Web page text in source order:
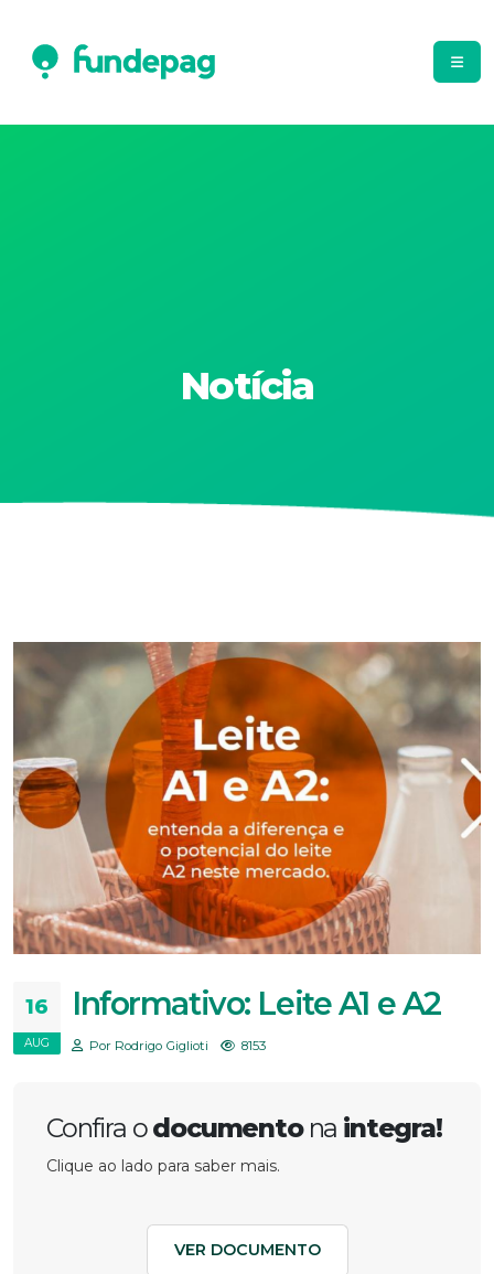
Notícia
16
AUG
Informativo: Leite A1 e A2
Por Rodrigo Giglioti 8153
Confira odocumentona integra!
Clique ao lado para saber mais.
VER DOCUMENTO